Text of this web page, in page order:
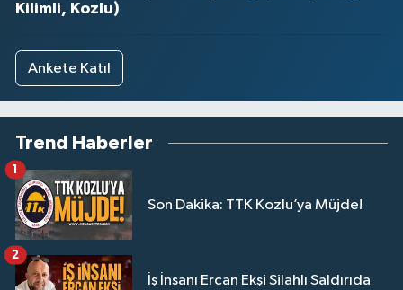
Kilimli, Kozlu)
Ankete Katıl
Trend Haberler
Son Dakika: TTK Kozlu’ya Müjde!
1
İş İnsanı Ercan Ekşi Silahlı Saldırıda
2